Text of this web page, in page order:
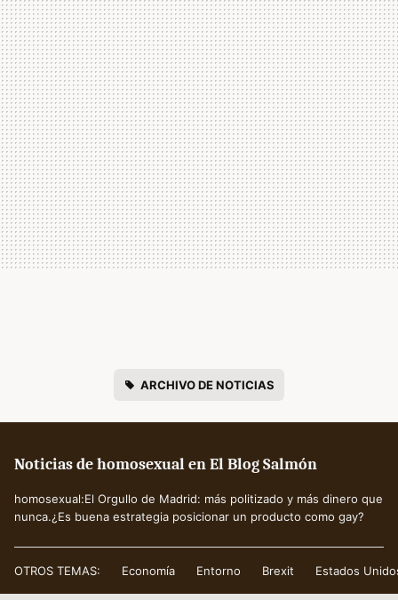
ARCHIVO DE NOTICIAS
Noticias de homosexual en El Blog Salmón
homosexual:El Orgullo de Madrid: más politizado y más dinero que
nunca.¿Es buena estrategia posicionar un producto como gay?
OTROS TEMAS: Economía Entorno Brexit Estados